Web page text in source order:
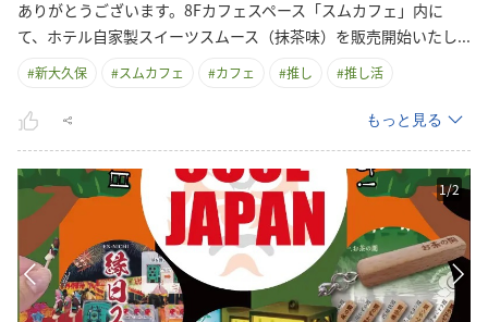
ありがとうございます。8Fカフェスペース「スムカフェ」内に
て、ホテル自家製スイーツスムース（抹茶味）を販売開始いた し...
#新大久保 #スムカフェ #カフェ #推し #推し活
もっと見る
1/2